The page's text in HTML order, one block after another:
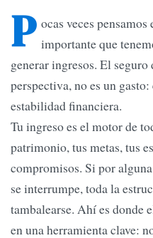
P ocas veces
importante que
generar ingresos. El
perspectiva, no es un
estabilidad financiera.
Tu ingreso es el motor de
patrimonio, tus metas, tus
compromisos. Si por
se interrumpe, toda la
tambalearse. Ahí es donde
en una herramienta clave: